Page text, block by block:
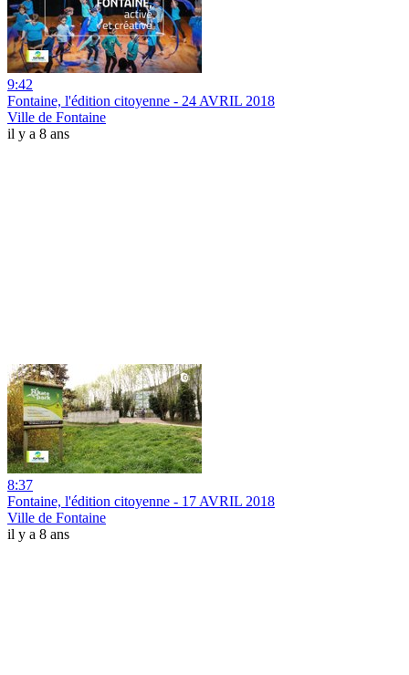
9:42
Fontaine, l'édition citoyenne - 24 AVRIL 2018
Ville de Fontaine
il y a 8 ans
8:37
Fontaine, l'édition citoyenne - 17 AVRIL 2018
Ville de Fontaine
il y a 8 ans